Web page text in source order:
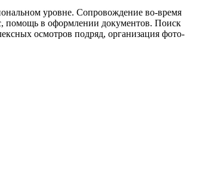
уровне. Сопровождение во-время
помощь в оформлении документов. Поиск
осмотров подряд, организация фото-